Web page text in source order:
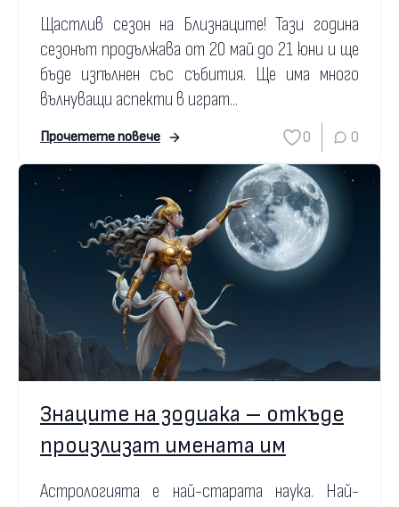
Щастлив сезон на Близнаците! Тази година
сезонът продължава от 20 май до 21 юни и ще
бъде изпълнен със събития. Ще има много
вълнуващи аспекти в играт...
Прочетете повече 0 0
Знаците на зодиака – откъде
произлизат имената им
Астрологията е най-старата наука. Най-